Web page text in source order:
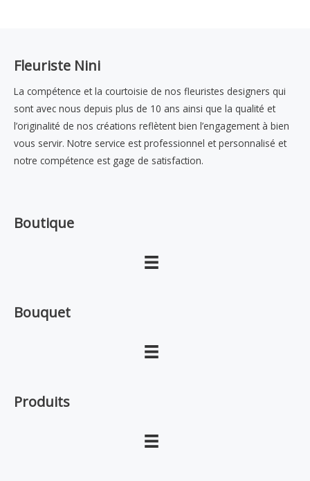
Fleuriste Nini
La compétence et la courtoisie de nos fleuristes designers qui
sont avec nous depuis plus de 10 ans ainsi que la qualité et
l’originalité de nos créations reflètent bien l’engagement à bien
vous servir. Notre service est professionnel et personnalisé et
notre compétence est gage de satisfaction.
Boutique
Bouquet
Produits